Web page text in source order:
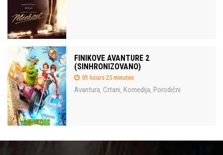
FINIKOVE AVANTURE 2
(SINHRONIZOVANO)
01 hours 25 minutes
Avantura, Crtani, Komedija, Porodični